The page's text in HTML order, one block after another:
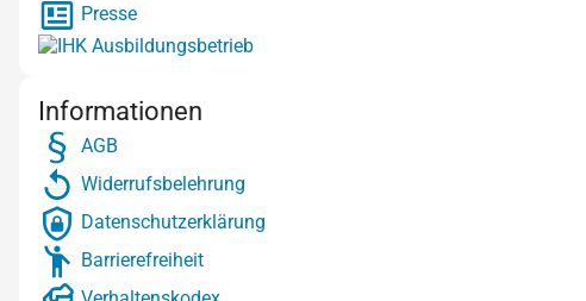
Presse
Informationen
AGB
Widerrufsbelehrung
Datenschutzerklärung
Barrierefreiheit